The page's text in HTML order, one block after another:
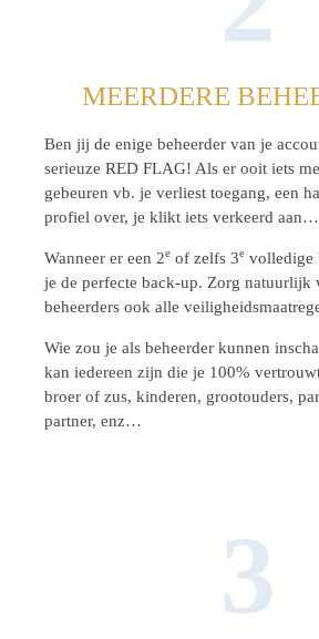
MEERDERE
Ben jij de enige beheerder van je
serieuze RED FLAG! Als er ooit iets
gebeuren vb. je verliest toegang, een
profiel over, je klikt iets verkeerd aan…
Wanneer er een 2eof zelfs 3evolledige
je de perfecte back-up. Zorg natuurlijk
beheerders ook alle
Wie zou je als beheerder kunnen
kan iedereen zijn die je 100%
broer of zus, kinderen, grootouders,
partner, enz…
3